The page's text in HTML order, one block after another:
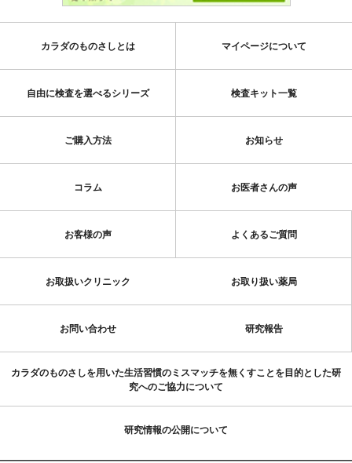
カラダのものさしとは マイページについて
自由に検査を選べるシリーズ 検査キット一覧
ご購入方法 お知らせ
コラム お医者さんの声
お客様の声 よくあるご質問
お取扱いクリニック お取り扱い薬局
お問い合わせ 研究報告
カラダのものさしを用いた生活習慣のミスマッチを無くすことを目的とした研
究へのご協力について
研究情報の公開について